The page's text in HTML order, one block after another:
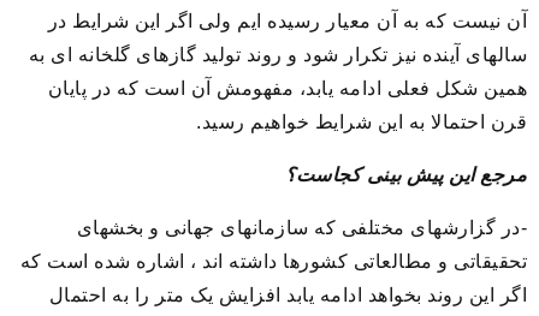
آن نیست که به آن معیار رسیده ایم ولی اگر این شرایط در
سالهای آینده نیز تکرار شود و روند تولید گازهای گلخانه ای به
همین شکل فعلی ادامه یابد، مفهومش آن است که در پایان
قرن احتمالا به این شرایط خواهیم رسید.
مرجع این پیش بینی کجاست؟
-در گزارشهای مختلفی که سازمانهای جهانی و بخشهای
تحقیقاتی و مطالعاتی کشورها داشته اند ، اشاره شده است که
اگر این روند بخواهد ادامه یابد افزایش یک متر را به احتمال